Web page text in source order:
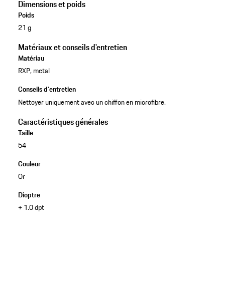
Dimensions et poids
Poids
21 g
Matériaux et conseils d'entretien
Matériau
RXP, metal
Conseils d'entretien
Nettoyer uniquement avec un chiffon en microfibre.
Caractéristiques générales
Taille
54
Couleur
Or
Dioptre
+ 1.0 dpt